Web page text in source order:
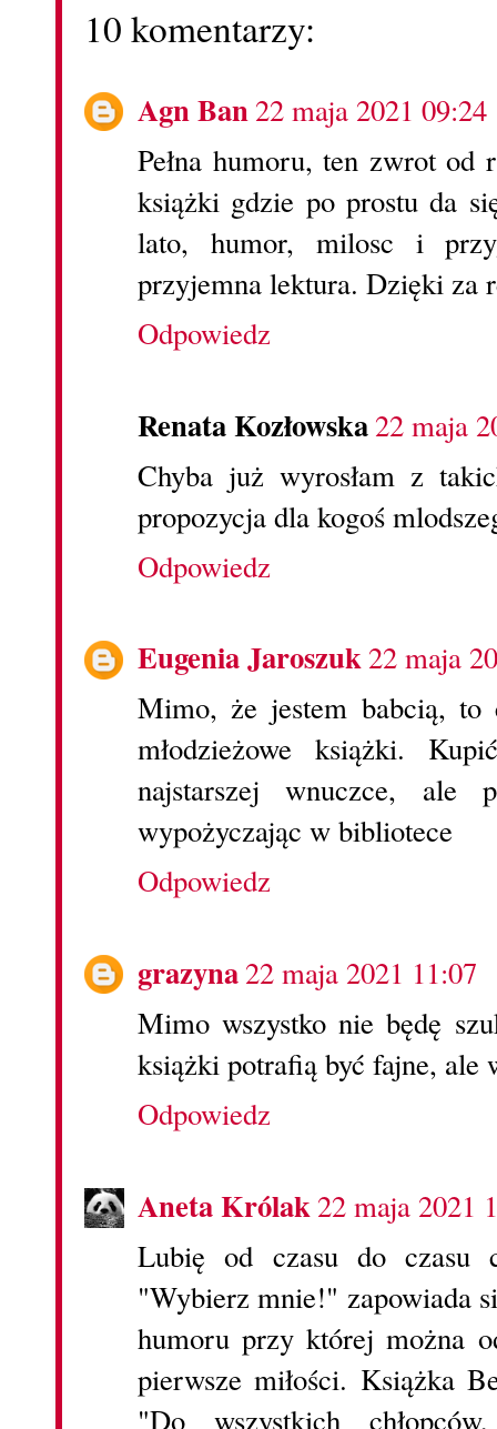
10 komentarzy:
Agn Ban22 maja 2021 09:24
Pełna humoru, ten zwrot od
książki gdzie po prostu da
lato, humor, milosc i
przyjemna lektura. Dzięki za
Odpowiedz
Renata Kozłowska22 maja
Chyba już wyrosłam z
propozycja dla kogoś
Odpowiedz
Eugenia Jaroszuk22 maja
Mimo, że jestem babcią, to
młodzieżowe książki.
najstarszej wnuczce, ale
wypożyczając w bibliotece
Odpowiedz
grazyna22 maja 2021 11:07
Mimo wszystko nie będę
książki potrafią być fajne, ale
Odpowiedz
Aneta Królak22 maja 2021
Lubię od czasu do czasu
"Wybierz mnie!" zapowiada
humoru przy której można
pierwsze miłości. Książka
"Do wszystkich